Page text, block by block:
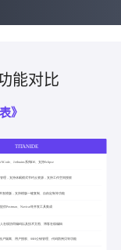
能对比
》